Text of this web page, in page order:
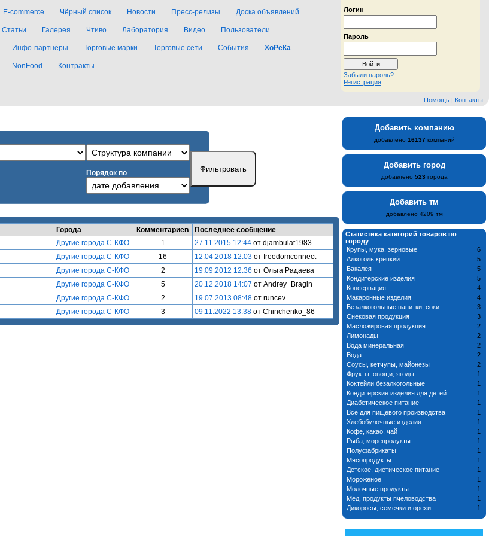
Логин
Пароль
Забыли пароль?
Регистрация
E-commerce Чёрный список Новости Пресс-релизы Доска объявлений
Статьи Галерея Чтиво Лаборатория Видео Пользователи
Инфо-партнёры Торговые марки Торговые сети События ХоРеКа
NonFood Контракты
Помощь | Контакты
Порядок по
Города Комментариев
Последнее сообщение
Другие города С-КФО 1 27.11.2015 12:44 от djambulat1983
Другие города С-КФО 16 12.04.2018 12:03 от freedomconnect
Другие города С-КФО 2 19.09.2012 12:36 от Ольга Радаева
Другие города С-КФО 5 20.12.2018 14:07 от Andrey_Bragin
Другие города С-КФО 2 19.07.2013 08:48 от runcev
Другие города С-КФО 3 09.11.2022 13:38 от Chinchenko_86
Добавить компанию
добавлено 16137 компаний
Добавить город
добавлено 523 города
Добавить тм
добавлено 4209 тм
Статистика категорий товаров по
городу
Крупы, мука, зерновые
6
Алкоголь крепкий
5
Бакалея
5
Кондитерские изделия
5
Консервация
4
Макаронные изделия
4
Безалкогольные напитки, соки
3
Снековая продукция
3
Масложировая продукция
2
Лимонады
2
Вода минеральная
2
Вода
2
Соусы, кетчупы, майонезы
2
Фрукты, овощи, ягоды
1
Коктейли безалкогольные
1
Кондитерские изделия для детей
1
Диабетическое питание
1
Все для пищевого производства
1
Хлебобулочные изделия
1
Кофе, какао, чай
1
Рыба, морепродукты
1
Полуфабрикаты
1
Мясопродукты
1
Детское, диетическое питание
1
Мороженое
1
Молочные продукты
1
Мед, продукты пчеловодства
1
Дикоросы, семечки и орехи
1